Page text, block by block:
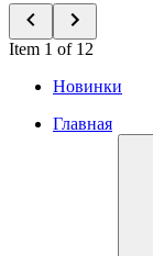
Item 1 of 12
Новинки
Главная